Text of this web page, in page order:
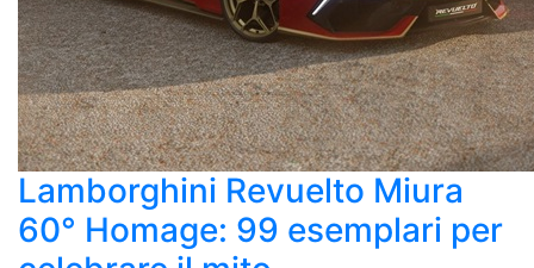
Lamborghini Revuelto Miura
60° Homage: 99 esemplari per